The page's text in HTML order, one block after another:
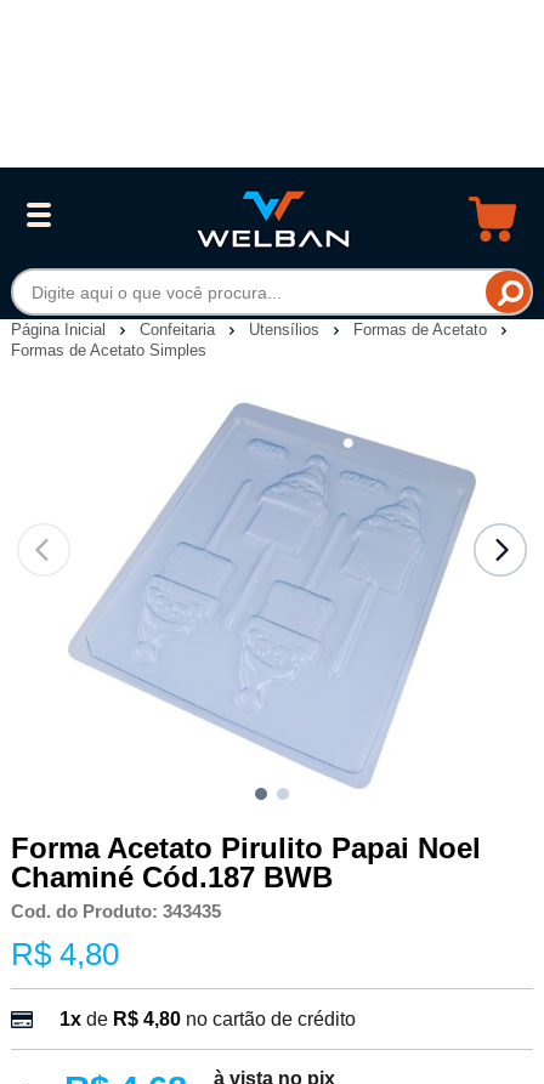
Página Inicial Confeitaria Utensílios
Formas de Acetato
Formas de Acetato Simples
Forma Acetato Pirulito Papai Noel
Chaminé Cód.187 BWB
Cod. do Produto: 343435
R$ 4,80
1xde R$ 4,80 no cartão de crédito
à vista no pix